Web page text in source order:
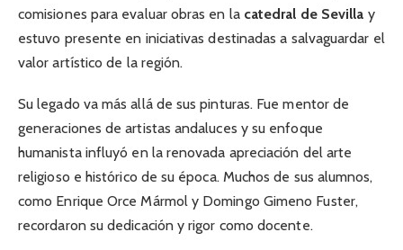
comisiones para evaluar obras en la catedral de Sevilla y
estuvo presente en iniciativas destinadas a salvaguardar el
valor artístico de la región.
Su legado va más allá de sus pinturas. Fue mentor de
generaciones de artistas andaluces y su enfoque
humanista influyó en la renovada apreciación del arte
religioso e histórico de su época. Muchos de sus alumnos,
como Enrique Orce Mármol y Domingo Gimeno Fuster,
recordaron su dedicación y rigor como docente.